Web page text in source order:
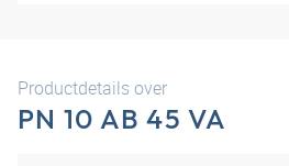
Productdetails over
PN 10 AB 45 VA